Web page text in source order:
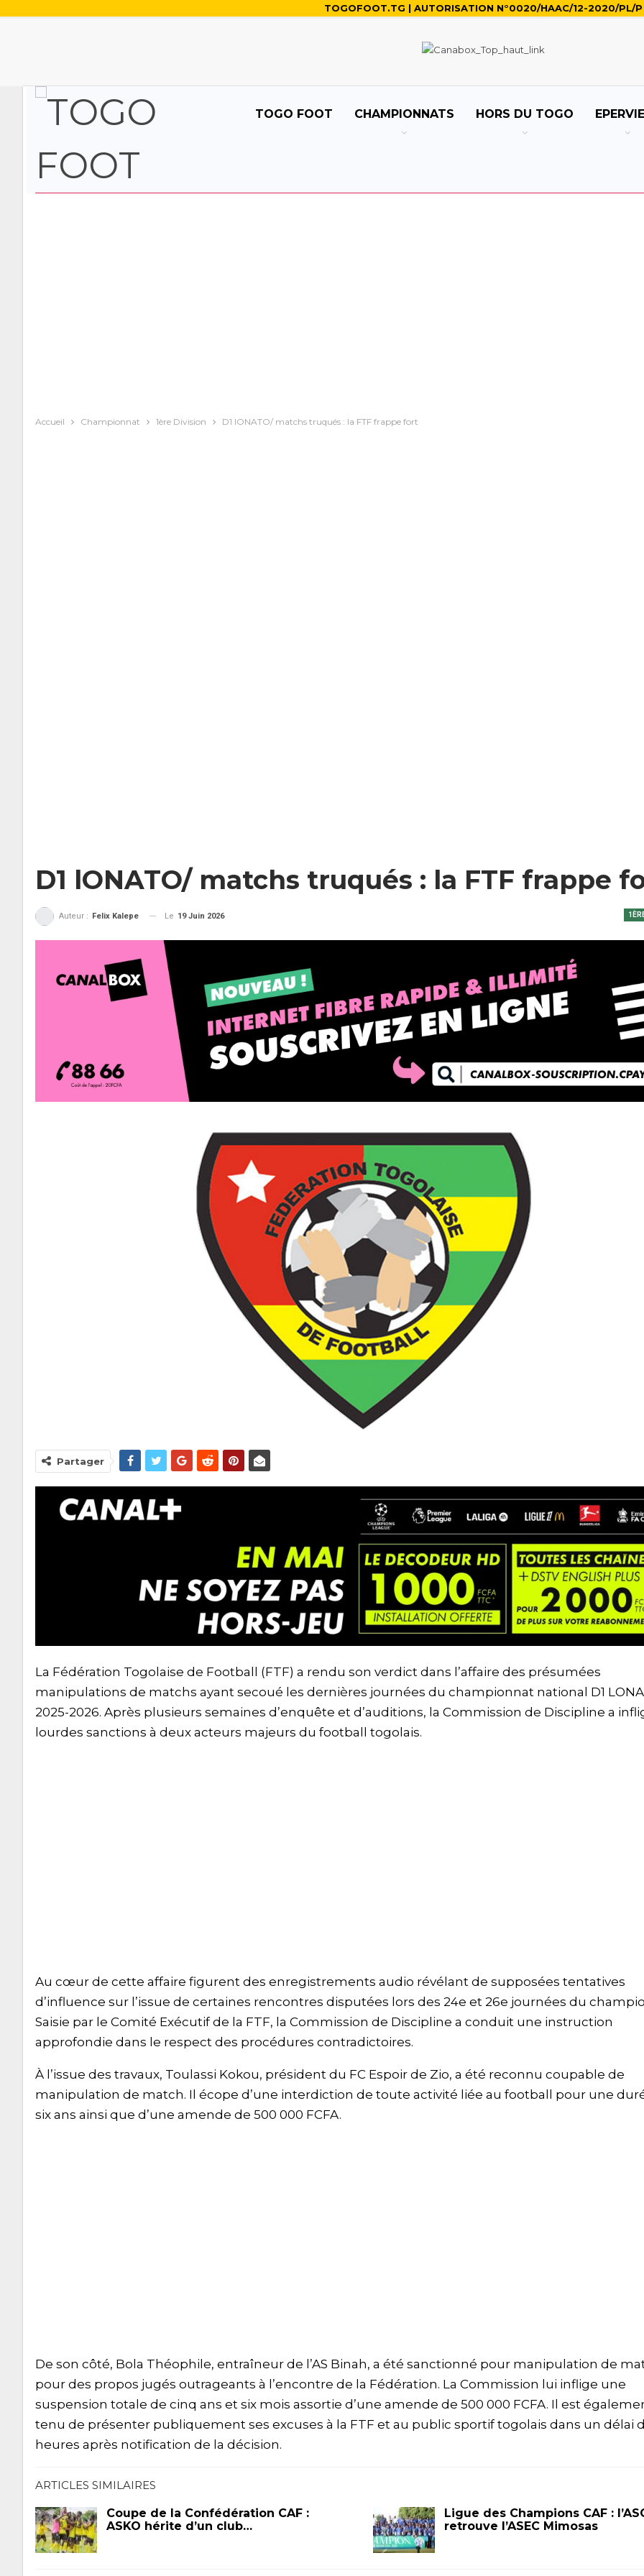
TOGOFOOT.TG | AUTORISATION N°0020/HAAC/12-2020/PL/P
TOGO FOOT CHAMPIONNATS HORS DU TOGO
Accueil Championnat 1ère Division D1 lONATO/ matchs truqués : la FTF frappe fort
D1 lONATO/ matchs truqués : la FTF frappe
Auteur : Felix Kalepe Le 19 Juin 2026
Partager
La Fédération Togolaise de Football (FTF) a rendu son verdict dans l’affaire des présumées
manipulations de matchs ayant secoué les dernières journées du championnat national D1
2025-2026. Après plusieurs semaines d’enquête et d’auditions, la Commission de Discipline a
lourdes sanctions à deux acteurs majeurs du football togolais.
Au cœur de cette affaire figurent des enregistrements audio révélant de supposées tentatives
d’influence sur l’issue de certaines rencontres disputées lors des 24e et 26e journées du
Saisie par le Comité Exécutif de la FTF, la Commission de Discipline a conduit une instruction
approfondie dans le respect des procédures contradictoires.
À l’issue des travaux, Toulassi Kokou, président du FC Espoir de Zio, a été reconnu coupable de
manipulation de match. Il écope d’une interdiction de toute activité liée au football pour une
six ans ainsi que d’une amende de 500 000 FCFA.
De son côté, Bola Théophile, entraîneur de l’AS Binah, a été sanctionné pour manipulation de
pour des propos jugés outrageants à l’encontre de la Fédération. La Commission lui inflige une
suspension totale de cinq ans et six mois assortie d’une amende de 500 000 FCFA. Il est
tenu de présenter publiquement ses excuses à la FTF et au public sportif togolais dans un délai
heures après notification de la décision.
ARTICLES SIMILAIRES
Coupe de la Confédération CAF :
ASKO hérite d’un club…
Ligue des Champions CAF :
retrouve l’ASEC Mimosas